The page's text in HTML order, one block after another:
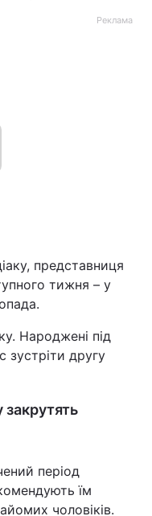
Реклама
представниця
тижня – у
Народжені під
зустріти другу
закрутять
період
їм
чоловіків.